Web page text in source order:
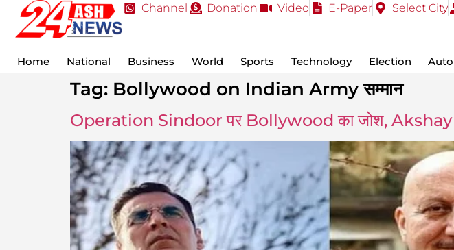
Channel Donation Video E-Paper Select City
Home National Business World Sports Technology Election Auto
Tag: Bollywood on Indian Army सम्मान
Operation Sindoor पर Bollywood का जोश, Akshay